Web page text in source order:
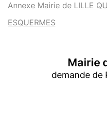
Annexe Mairie de LILLE
ESQUERMES
Mairie
demande de